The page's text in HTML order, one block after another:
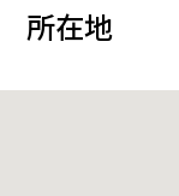
所在地